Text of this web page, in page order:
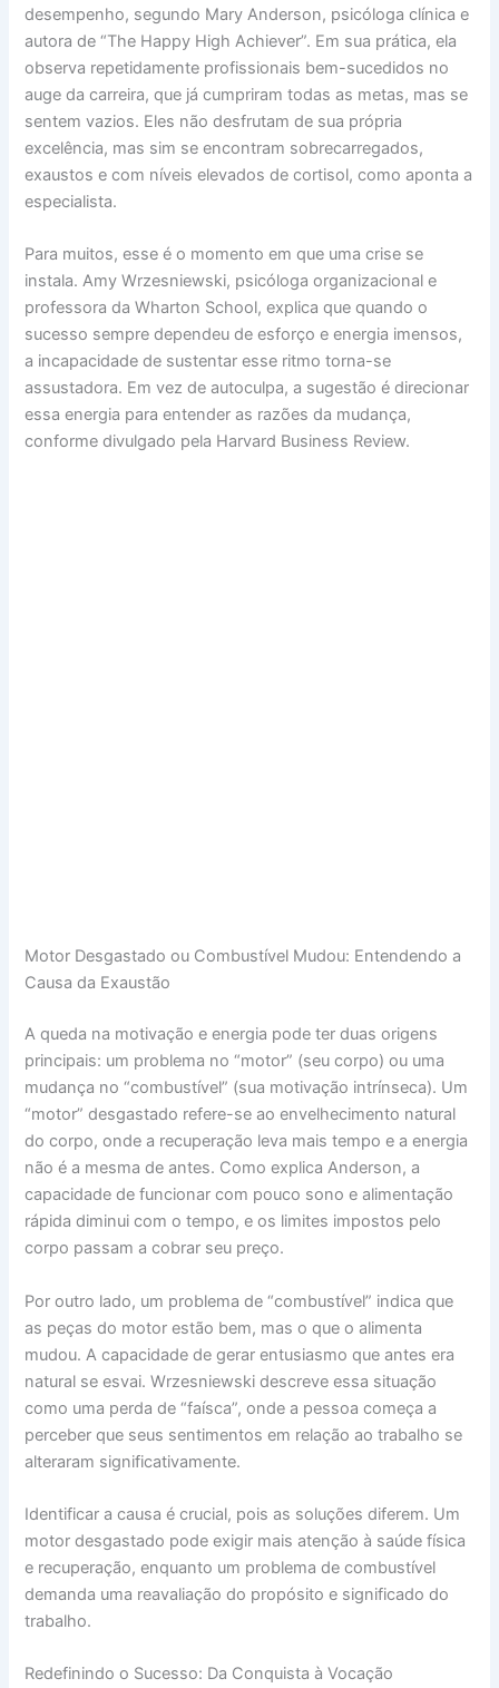
desempenho, segundo Mary Anderson, psicóloga clínica e
autora de “The Happy High Achiever”. Em sua prática, ela
observa repetidamente profissionais bem-sucedidos no
auge da carreira, que já cumpriram todas as metas, mas se
sentem vazios. Eles não desfrutam de sua própria
excelência, mas sim se encontram sobrecarregados,
exaustos e com níveis elevados de cortisol, como aponta a
especialista.
Para muitos, esse é o momento em que uma crise se
instala. Amy Wrzesniewski, psicóloga organizacional e
professora da Wharton School, explica que quando o
sucesso sempre dependeu de esforço e energia imensos,
a incapacidade de sustentar esse ritmo torna-se
assustadora. Em vez de autoculpa, a sugestão é direcionar
essa energia para entender as razões da mudança,
conforme divulgado pela Harvard Business Review.
Motor Desgastado ou Combustível Mudou: Entendendo a
Causa da Exaustão
A queda na motivação e energia pode ter duas origens
principais: um problema no “motor” (seu corpo) ou uma
mudança no “combustível” (sua motivação intrínseca). Um
“motor” desgastado refere-se ao envelhecimento natural
do corpo, onde a recuperação leva mais tempo e a energia
não é a mesma de antes. Como explica Anderson, a
capacidade de funcionar com pouco sono e alimentação
rápida diminui com o tempo, e os limites impostos pelo
corpo passam a cobrar seu preço.
Por outro lado, um problema de “combustível” indica que
as peças do motor estão bem, mas o que o alimenta
mudou. A capacidade de gerar entusiasmo que antes era
natural se esvai. Wrzesniewski descreve essa situação
como uma perda de “faísca”, onde a pessoa começa a
perceber que seus sentimentos em relação ao trabalho se
alteraram significativamente.
Identificar a causa é crucial, pois as soluções diferem. Um
motor desgastado pode exigir mais atenção à saúde física
e recuperação, enquanto um problema de combustível
demanda uma reavaliação do propósito e significado do
trabalho.
Redefinindo o Sucesso: Da Conquista à Vocação